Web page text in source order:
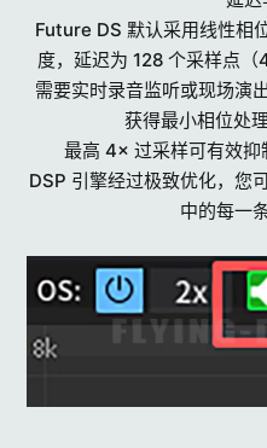
Future DS 默认采用线性相
度，延迟为 128 个采样点
需要实时录音监听或现场演
获得最小相位处
最高 4× 过采样可有效抑
DSP 引擎经过极致优化，您
中的每一